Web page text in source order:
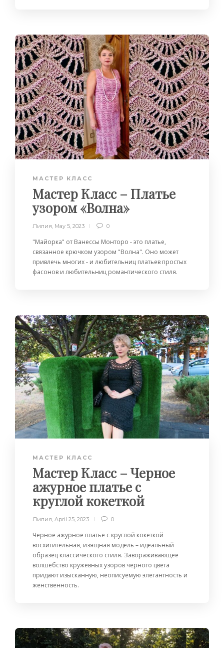
МАСТЕР КЛАСС
Мастер Класс – Платье
узором «Волна»
Лилия, May 5, 2023 0
"Майорка" от Ванессы Монторо - это платье,
связанное крючком узором "Волна". Оно может
привлечь многих - и любительниц платьев простых
фасонов и любительниц романтического стиля.
МАСТЕР КЛАСС
Мастер Класс – Черное
ажурное платье с
круглой кокеткой
Лилия, April 25, 2023 0
Черное ажурное платье с круглой кокеткой
восхитительная, изящная модель – идеальный
образец классического стиля. Завораживающее
волшебство кружевных узоров черного цвета
придают изысканную, неописуемую элегантность и
женственность.